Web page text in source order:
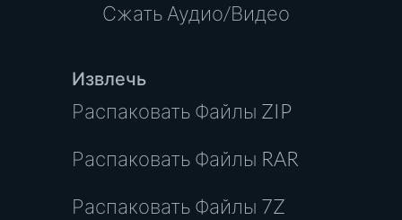
Сжать Аудио/Видео
Извлечь
Распаковать Файлы ZIP
Распаковать Файлы RAR
Распаковать Файлы 7Z